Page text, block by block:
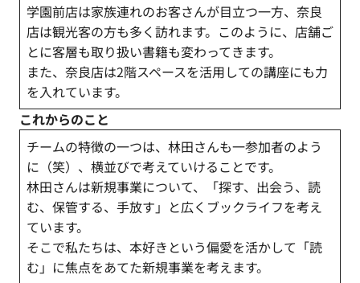
学園前店は家族連れのお客さんが目立つ一方、奈良
店は観光客の方も多く訪れます。このように、店舗ご
とに客層も取り扱い書籍も変わってきます。
また、奈良店は2階スペースを活用しての講座にも力
を入れています。
これからのこと
チームの特徴の一つは、林田さんも一参加者のよう
に（笑）、横並びで考えていけることです。
林田さんは新規事業について、「探す、出会う、読
む、保管する、手放す」と広くブックライフを考え
ています。
そこで私たちは、本好きという偏愛を活かして「読
む」に焦点をあてた新規事業を考えます。